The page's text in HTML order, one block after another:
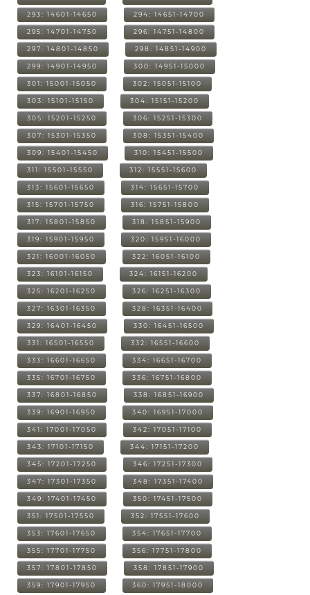
293: 14601-14650 294: 14651-14700
295: 14701-14750 296: 14751-14800
297: 14801-14850 298: 14851-14900
299: 14901-14950 300: 14951-15000
301: 15001-15050 302: 15051-15100
303: 15101-15150 304: 15151-15200
305: 15201-15250 306: 15251-15300
307: 15301-15350 308: 15351-15400
309: 15401-15450 310: 15451-15500
311: 15501-15550 312: 15551-15600
313: 15601-15650 314: 15651-15700
315: 15701-15750 316: 15751-15800
317: 15801-15850 318: 15851-15900
319: 15901-15950 320: 15951-16000
321: 16001-16050 322: 16051-16100
323: 16101-16150 324: 16151-16200
325: 16201-16250 326: 16251-16300
327: 16301-16350 328: 16351-16400
329: 16401-16450 330: 16451-16500
331: 16501-16550 332: 16551-16600
333: 16601-16650 334: 16651-16700
335: 16701-16750 336: 16751-16800
337: 16801-16850 338: 16851-16900
339: 16901-16950 340: 16951-17000
341: 17001-17050 342: 17051-17100
343: 17101-17150 344: 17151-17200
345: 17201-17250 346: 17251-17300
347: 17301-17350 348: 17351-17400
349: 17401-17450 350: 17451-17500
351: 17501-17550 352: 17551-17600
353: 17601-17650 354: 17651-17700
355: 17701-17750 356: 17751-17800
357: 17801-17850 358: 17851-17900
359: 17901-17950 360: 17951-18000